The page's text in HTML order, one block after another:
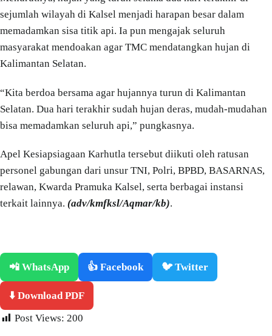
sejumlah wilayah di Kalsel menjadi harapan besar dalam
memadamkan sisa titik api. Ia pun mengajak seluruh
masyarakat mendoakan agar TMC mendatangkan hujan di
Kalimantan Selatan.
“Kita berdoa bersama agar hujannya turun di Kalimantan
Selatan. Dua hari terakhir sudah hujan deras, mudah-mudahan
bisa memadamkan seluruh api,” pungkasnya.
Apel Kesiapsiagaan Karhutla tersebut diikuti oleh ratusan
personel gabungan dari unsur TNI, Polri, BPBD, BASARNAS,
relawan, Kwarda Pramuka Kalsel, serta berbagai instansi
terkait lainnya. (adv/kmfksl/Aqmar/kb).
📲 WhatsApp 👍 Facebook 🐦 Twitter
⬇️ Download PDF
Post Views: 200